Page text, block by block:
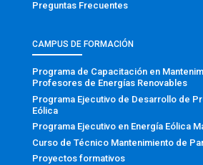
Preguntas Frecuentes
CAMPUS DE FORMACIÓN
Programa de Capacitación en
Profesores de Energías Renovables
Programa Ejecutivo de Desarrollo de
Eólica
Programa Ejecutivo en Energía Eólica
Curso de Técnico Mantenimiento de
Proyectos formativos